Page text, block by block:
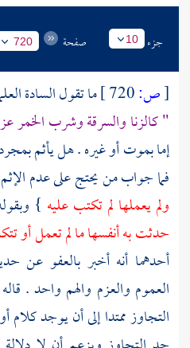
جزء 10 صفحة 720
[ص: ما تقول السادة
" كالزنا والسرقة وشرب الخمر
إما بموت أو غيره . هل يأثم
فما جواب من يحتج على عدم
ولم يعملها لم تكتب عليه }
حدثت به أنفسها ما لم تعمل أو
أحدهما أنه أخبر بالعفو عن
العموم والعزم والهم واحد . قاله
التجاوز ممتدا إلى أن يوجد